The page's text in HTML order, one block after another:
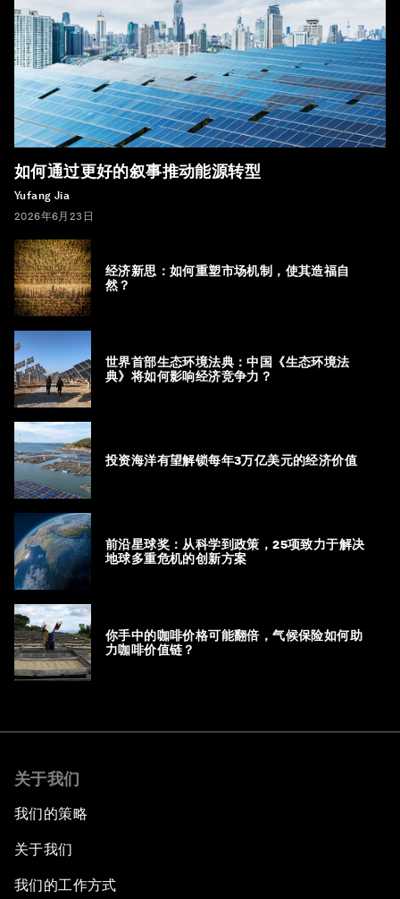
如何通过更好的叙事推动能源转型
Yufang Jia
2026年6月23日
经济新思：如何重塑市场机制，使其造福自
然？
世界首部生态环境法典：中国《生态环境法
典》将如何影响经济竞争力？
投资海洋有望解锁每年3万亿美元的经济价值
前沿星球奖：从科学到政策，25项致力于解决
地球多重危机的创新方案
你手中的咖啡价格可能翻倍，气候保险如何助
力咖啡价值链？
关于我们
我们的策略
关于我们
我们的工作方式